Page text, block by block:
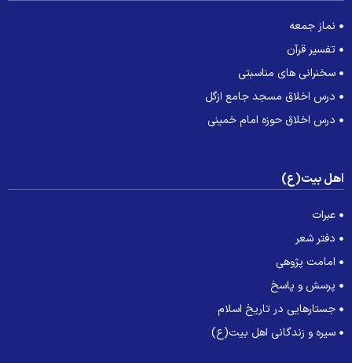
نماز جمعه
تفسیر قرآن
سخنرانی های مناسبتی
درس اخلاق مسجد جامع ازگل
درس اخلاق حوزه امام خمینی
بیت(ع)
عبرات
دفتر شعر
امامت پژوهی
پرسش و پاسخ
جستارهایی در تاریخ اسلام
سیره و زندگانی اهل بیت(ع)